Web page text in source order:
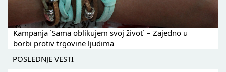
Kampanja `Sama oblikujem svoj život` – Zajedno u
borbi protiv trgovine ljudima
POSLEDNJE VESTI